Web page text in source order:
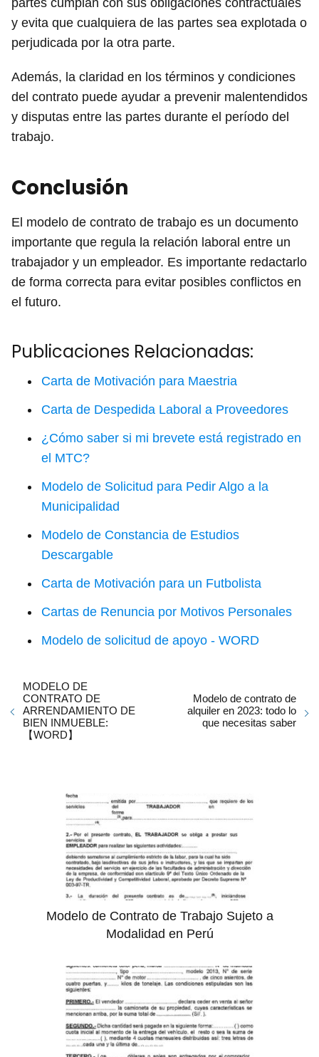
y evita que cualquiera de las partes sea explotada o
perjudicada por la otra parte.
Además, la claridad en los términos y condiciones
del contrato puede ayudar a prevenir malentendidos
y disputas entre las partes durante el período del
trabajo.
Conclusión
El modelo de contrato de trabajo es un documento
importante que regula la relación laboral entre un
trabajador y un empleador. Es importante redactarlo
de forma correcta para evitar posibles conflictos en
el futuro.
Publicaciones Relacionadas:
Carta de Motivación para Maestria
Carta de Despedida Laboral a Proveedores
¿Cómo saber si mi brevete está registrado en
el MTC?
Modelo de Solicitud para Pedir Algo a la
Municipalidad
Modelo de Constancia de Estudios
Descargable
Carta de Motivación para un Futbolista
Cartas de Renuncia por Motivos Personales
Modelo de solicitud de apoyo - WORD
MODELO DE
CONTRATO DE
ARRENDAMIENTO DE
BIEN INMUEBLE:
【WORD】
Modelo de contrato de
alquiler en 2023: todo lo
que necesitas saber
Modelo de Contrato de Trabajo Sujeto a
Modalidad en Perú